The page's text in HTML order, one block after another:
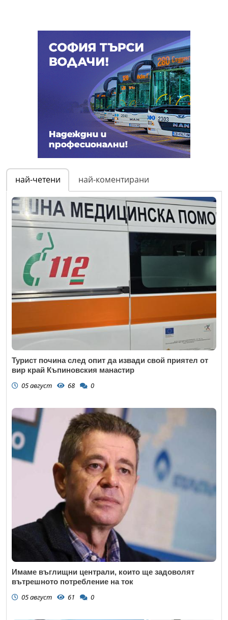
най-четени най-коментирани
Турист почина след опит да извади свой приятел от
вир край Къпиновския манастир
05 август 68 0
Имаме въглищни централи, които ще задоволят
вътрешното потребление на ток
05 август 61 0